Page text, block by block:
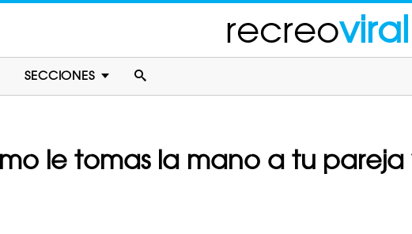
recreoviral
SECCIONES
le tomas la mano a tu pareja